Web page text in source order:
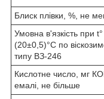
Блиск плівки, %, не
Умовна в'язкість при t°
(20±0,5)°С по
типу ВЗ-246
Кислотне число, мг
емалі, не більше